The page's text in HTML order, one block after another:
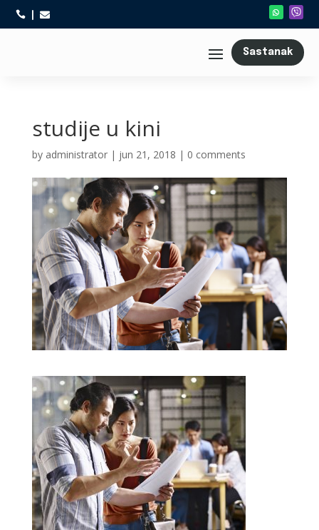
 
Sastanak
studije u kini
by administrator| jun 21, 2018 | 0 comments